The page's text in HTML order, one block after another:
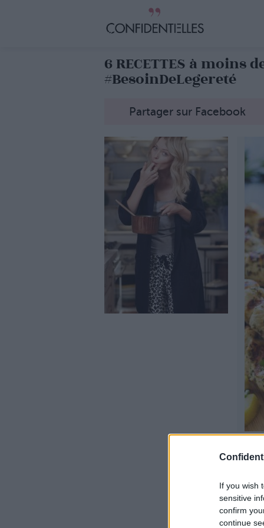
If you wish
sensitive
confirm
continue
6 RECETTES à moins
#BesoinDeLegereté
Partager sur Facebook
s'y
La